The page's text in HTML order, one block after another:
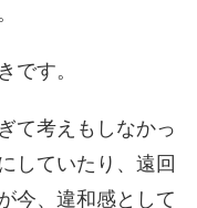
です。
て考えもしなかっ
していたり、遠回
今、違和感として